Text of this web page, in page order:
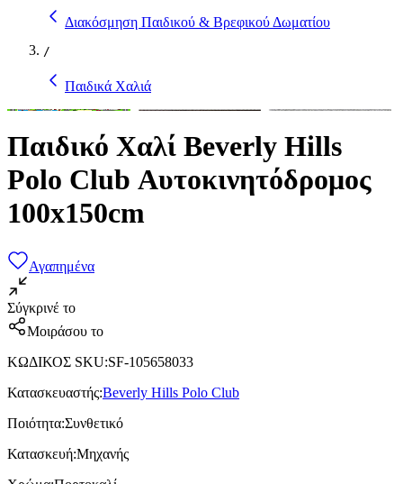
Διακόσμηση Παιδικού & Βρεφικού Δωματίου
/
Παιδικά Χαλιά
Παιδικό Χαλί Beverly Hills
Polo Club Αυτοκινητόδρομος
100x150cm
Αγαπημένα
Σύγκρινέ το
Μοιράσου το
ΚΩΔΙΚΟΣ SKU:SF-105658033
Κατασκευαστής:Beverly Hills Polo Club
Ποιότητα:Συνθετικό
Κατασκευή:Μηχανής